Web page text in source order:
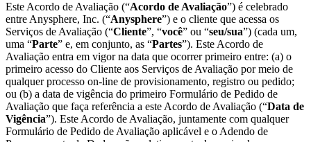
Este Acordo de Avaliação (“Acordo de Avaliação”) é celebrado
entre Anysphere, Inc. (“Anysphere”) e o cliente que acessa os
Serviços de Avaliação (“Cliente”, “você” ou “seu/sua”) (cada um,
uma “Parte” e, em conjunto, as “Partes”). Este Acordo de
Avaliação entra em vigor na data que ocorrer primeiro entre: (a) o
primeiro acesso do Cliente aos Serviços de Avaliação por meio de
qualquer processo on-line de provisionamento, registro ou pedido;
ou (b) a data de vigência do primeiro Formulário de Pedido de
Avaliação que faça referência a este Acordo de Avaliação (“Data de
Vigência”). Este Acordo de Avaliação, juntamente com qualquer
Formulário de Pedido de Avaliação aplicável e o Adendo de